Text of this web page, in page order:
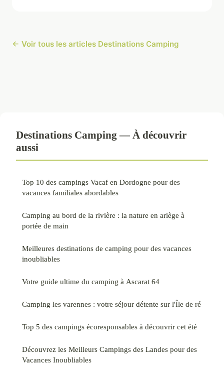
← Voir tous les articles Destinations Camping
Destinations Camping — À découvrir
aussi
Top 10 des campings Vacaf en Dordogne pour des
vacances familiales abordables
Camping au bord de la rivière : la nature en ariège à
portée de main
Meilleures destinations de camping pour des vacances
inoubliables
Votre guide ultime du camping à Ascarat 64
Camping les varennes : votre séjour détente sur l'Île de ré
Top 5 des campings écoresponsables à découvrir cet été
Découvrez les Meilleurs Campings des Landes pour des
Vacances Inoubliables